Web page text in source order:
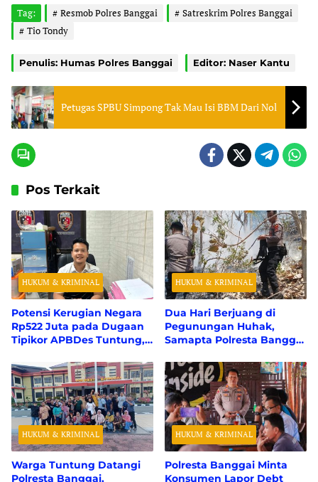
Tag: Resmob Polres Banggai
Satreskrim Polres Banggai
Tio Tondy
Penulis: Humas Polres Banggai Editor: Naser Kantu
Petugas SPBU Simpong Tak Mau Isi BBM Dari Nol
Pos Terkait
HUKUM & KRIMINAL
Potensi Kerugian Negara
Rp522 Juta pada Dugaan
Tipikor APBDes Tuntung,
Perhitungan Resmi dari
BPK RI
HUKUM & KRIMINAL
Dua Hari Berjuang di
Pegunungan Huhak,
Samapta Polresta Banggai
Hektare Karhutla
HUKUM & KRIMINAL
Warga Tuntung Datangi
Polresta Banggai,
HUKUM & KRIMINAL
Polresta Banggai Minta
Konsumen Lapor Debt